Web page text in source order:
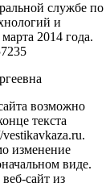
службе по
и
2014 года.
возможно
текста
изменение
виде.
сайт из